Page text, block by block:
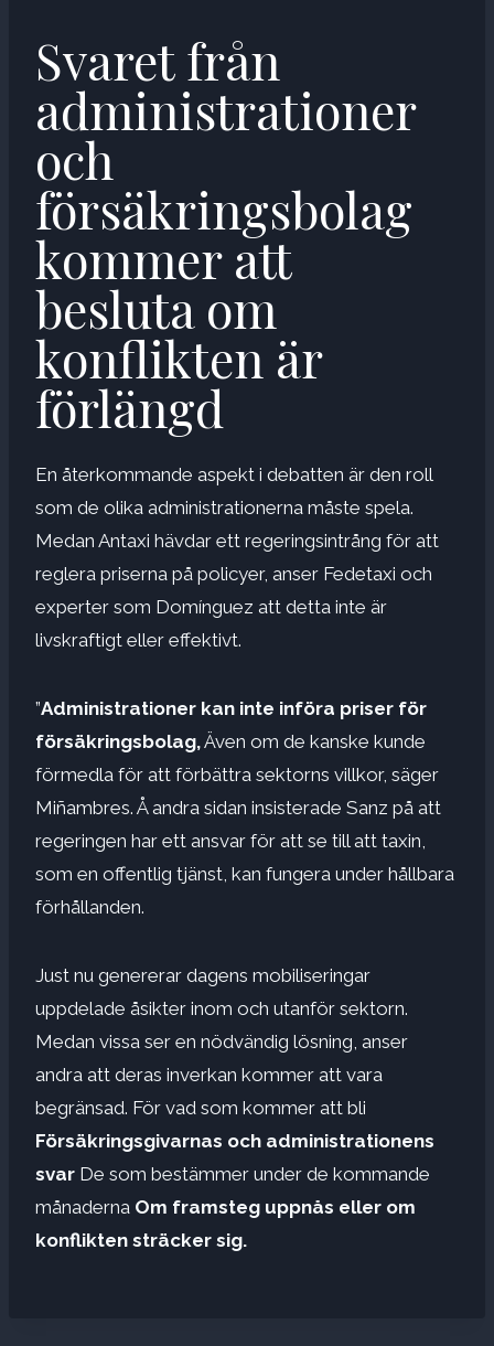
Svaret från
administrationer
och
försäkringsbolag
kommer att
besluta om
konflikten är
förlängd
En återkommande aspekt i debatten är den roll
som de olika administrationerna måste spela.
Medan Antaxi hävdar ett regeringsintrång för att
reglera priserna på policyer, anser Fedetaxi och
experter som Domínguez att detta inte är
livskraftigt eller effektivt.
”Administrationer kan inte införa priser för
försäkringsbolag,Även om de kanske kunde
förmedla för att förbättra sektorns villkor, säger
Miñambres. Å andra sidan insisterade Sanz på att
regeringen har ett ansvar för att se till att taxin,
som en offentlig tjänst, kan fungera under hållbara
förhållanden.
Just nu genererar dagens mobiliseringar
uppdelade åsikter inom och utanför sektorn.
Medan vissa ser en nödvändig lösning, anser
andra att deras inverkan kommer att vara
begränsad. För vad som kommer att bli
Försäkringsgivarnas och administrationens
svar De som bestämmer under de kommande
månaderna Om framsteg uppnås eller om
konflikten sträcker sig.